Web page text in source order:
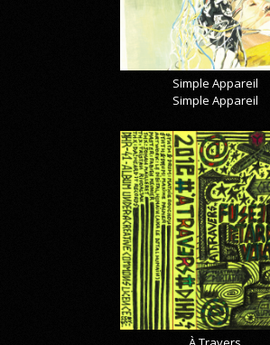
Simple Appareil
Simple Appareil